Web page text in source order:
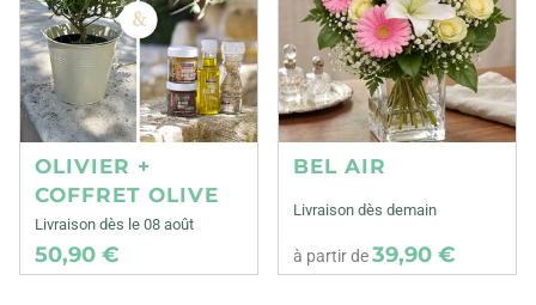
OLIVIER +
COFFRET OLIVE
Livraison dès le 08 août
50,90 €
BEL AIR
Livraison dès demain
à partir de39,90 €